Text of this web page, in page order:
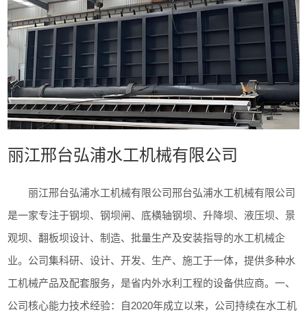
丽江邢台弘浦水工机械有限公司
丽江邢台弘浦水工机械有限公司邢台弘浦水工机械有限公司
是一家专注于钢坝、钢坝闸、底横轴钢坝、升降坝、液压坝、景
观坝、翻板坝设计、制造、批量生产及安装指导的水工机械企
业。公司集科研、设计、开发、生产、施工于一体，提供多种水
工机械产品及配套服务，是省内外水利工程的设备供应商。一、
公司核心能力技术经验：自2020年成立以来，公司持续在水工机